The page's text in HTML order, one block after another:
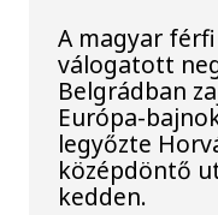
A magyar
válogatott
Belgrádban
Európa-
legyőzte
középdöntő
kedden.